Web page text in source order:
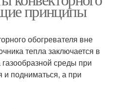
принципы
обогревателя вне
тепла заключается в
среды при
и подниматься, а при